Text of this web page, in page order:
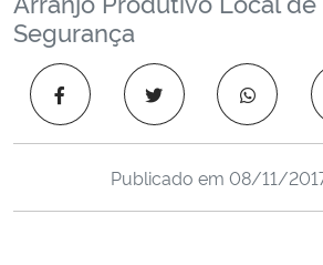
Ministério da Educação
Ministério da Cidadania
Ministério da Saúde
Ministério de Minas e Energia
Segurança
Publicado em 08/11/